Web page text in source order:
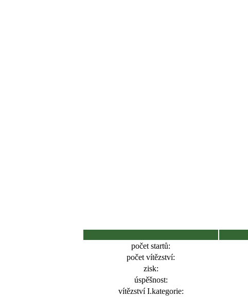
počet startů:
počet vítězství:
zisk:
úspěšnost:
vítězství I.kategorie: